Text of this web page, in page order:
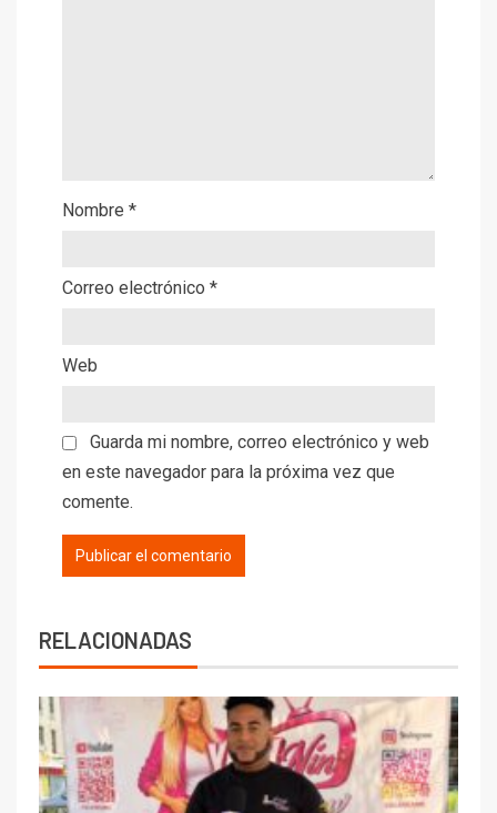
Nombre *
Correo electrónico *
Web
Guarda mi nombre, correo electrónico y web
en este navegador para la próxima vez que
comente.
RELACIONADAS